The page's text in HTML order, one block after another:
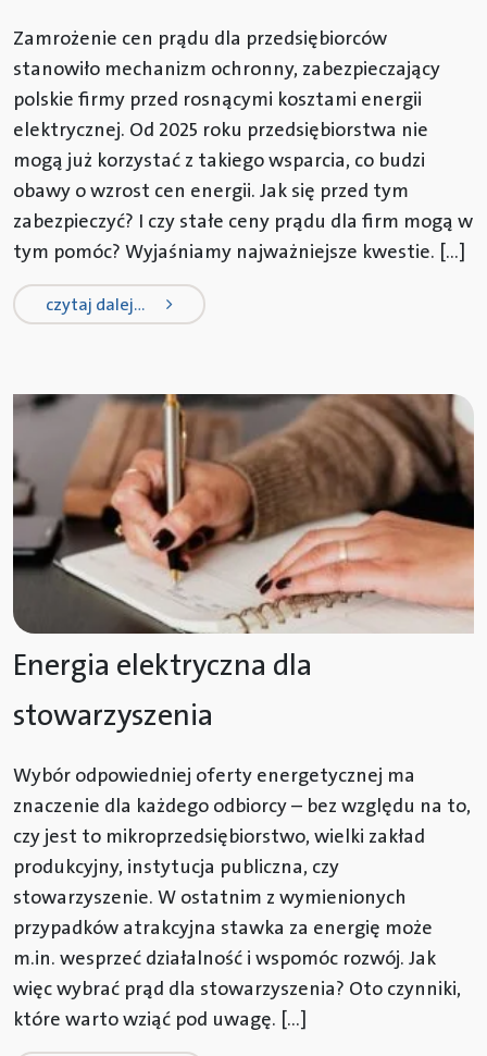
Zamrożenie cen prądu dla przedsiębiorców
stanowiło mechanizm ochronny, zabezpieczający
polskie firmy przed rosnącymi kosztami energii
elektrycznej. Od 2025 roku przedsiębiorstwa nie
mogą już korzystać z takiego wsparcia, co budzi
obawy o wzrost cen energii. Jak się przed tym
zabezpieczyć? I czy stałe ceny prądu dla firm mogą w
tym pomóc? Wyjaśniamy najważniejsze kwestie. […]
czytaj dalej…from zamrożenie cen prądu dla
Energia elektryczna dla
stowarzyszenia
Wybór odpowiedniej oferty energetycznej ma
znaczenie dla każdego odbiorcy – bez względu na to,
czy jest to mikroprzedsiębiorstwo, wielki zakład
produkcyjny, instytucja publiczna, czy
stowarzyszenie. W ostatnim z wymienionych
przypadków atrakcyjna stawka za energię może
m.in. wesprzeć działalność i wspomóc rozwój. Jak
więc wybrać prąd dla stowarzyszenia? Oto czynniki,
które warto wziąć pod uwagę. […]